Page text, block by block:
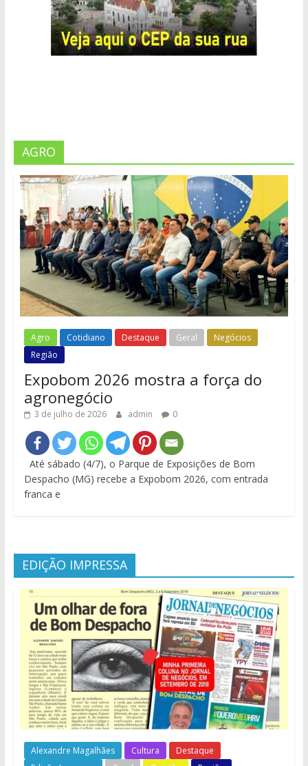
AGRO
Agro Cotidiano Destaque Geral
Negócios
Região
Expobom 2026 mostra a força do
agronegócio
3 de julho de 2026 admin 0
Até sábado (4/7), o Parque de Exposições de Bom
Despacho (MG) recebe a Expobom 2026, com entrada
franca e
EDIÇÃO IMPRESSA
Alexandre Magalhães Cultura
Destaque